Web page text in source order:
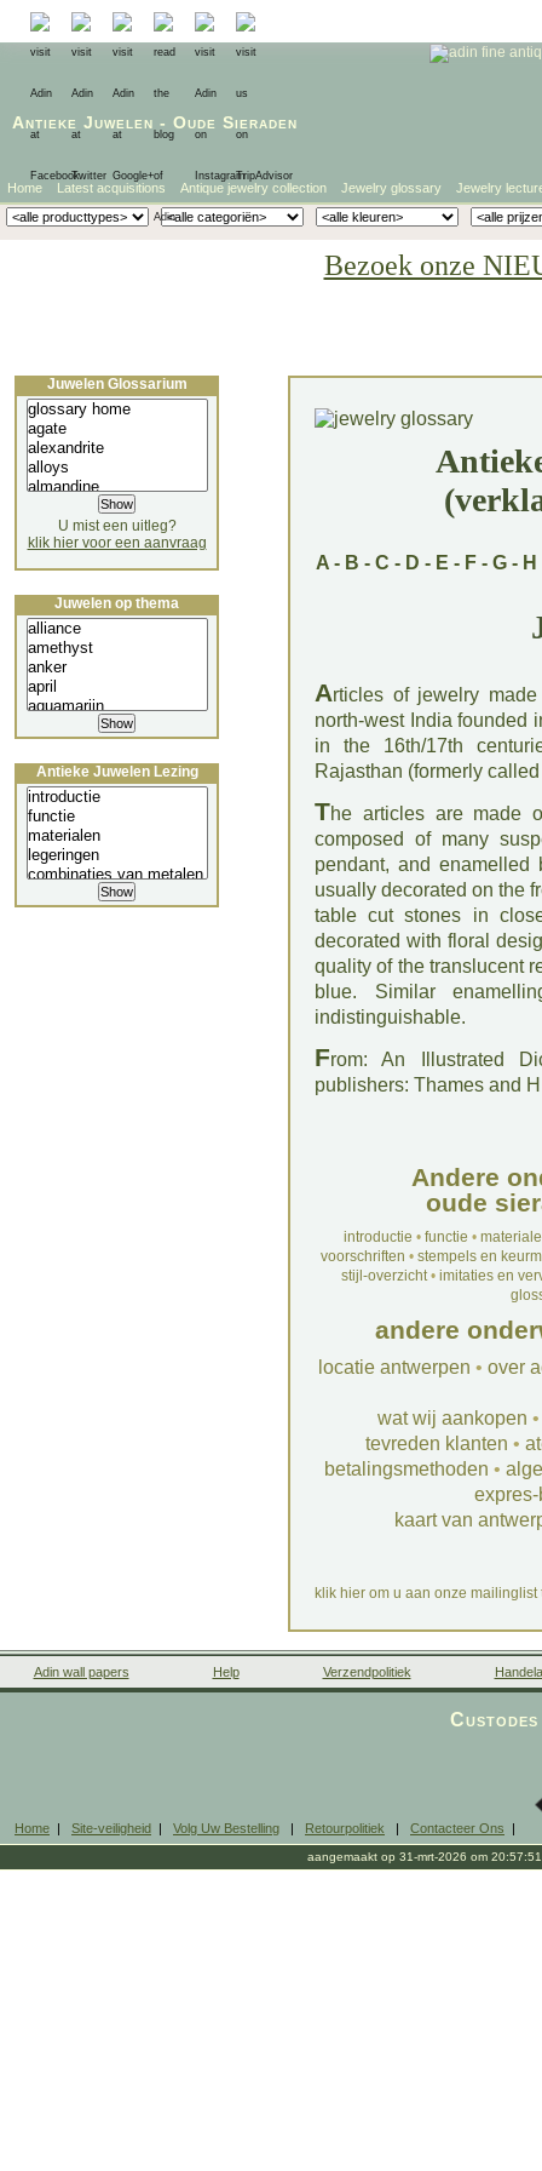
Antieke Juwelen - Oude Sieraden
Home Latest acquisitions Antique jewelry collection Jewelry glossary Jewelry
Bezoek onze
A - B - C - D - E - F - G - H
Articles of jewelry
north-west India founded
in the 16th/17th
Rajasthan (formerly
The articles are made
composed of many
pendant, and
usually decorated on the
table cut stones in
decorated with floral
quality of the translucent
blue. Similar
indistinguishable.
From: An Illustrated
publishers: Thames and
Andere
oude
introductie • functie •
voorschriften • stempels en
stijl-overzicht• imitaties en
andere
locatie antwerpen • over
wat wij aankopen
tevreden klanten •
betalingsmethoden •
kaart van
klik hier om u aan onze mailinglist
Juwelen Glossarium
U mist een uitleg?
klik hier voor een aanvraag
Juwelen op thema
Antieke Juwelen Lezing
Adin wall papers Help Verzendpolitiek
Home | Site-veiligheid | Volg Uw Bestelling | Retourpolitiek | Contacteer Ons |
aangemaakt op 31-mrt-2026 om